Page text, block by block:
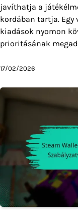
javíthatja a
kordában tartja. Egy
kiadások nyomon
prioritásának
17/02/2026